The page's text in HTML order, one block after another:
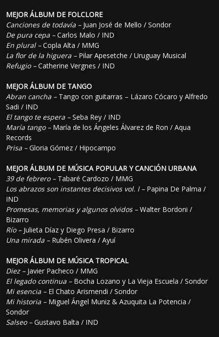
MEJOR ÁLBUM DE FOLCLORE
Canciones de todavía –Juan José de Mello / Sondor
De pura cepa –Carlos Malo / IND
En plural –Copla Alta / MMG
La flor de la higuera –Pilar Apesetche / Uruguay Musical
Refugio –Catherine Vergnes / IND
MEJOR ÁLBUM DE TANGO
Abran cancha –Tango con guitarras – Lázaro Cócaro y Alfredo
Sadi / IND
El tango te espera –Seba Rey / IND
María tango –María de los Ángeles Álvarez de Ron / Aqua
Records
Prisa –Gloria Gómez / Hipocampo
MEJOR ÁLBUM DE MÚSICA POPULAR Y CANCIÓN URBANA
39 de febrero –Tabaré Cardozo / MMG
Los abrazos son instantes decisivos vol. I –Papina De Palma /
IND
Promesas, memorias y algunos olvidos –Walter Bordoni /
Bizarro
Río –Julieta Díaz y Diego Presa / Bizarro
Una mirada –Rubén Olivera / Ayuí
MEJOR ÁLBUM DE MÚSICA TROPICAL
Diez –Javier Pacheco / MMG
El legado continua –Bocha Lozano y La Vieja Escuela / Sondor
Mi esencia –El Chato Arismendi / Sondor
Mi historia –Miguel Ángel Muniz & Azuquita La Potencia /
Sondor
Salseo –Gustavo Balta / IND